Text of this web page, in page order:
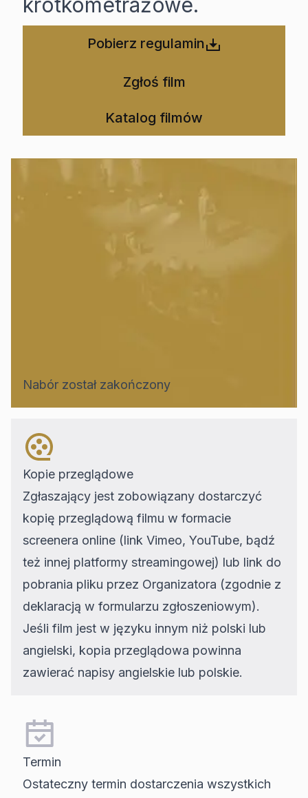
Pobierz regulamin
Zgłoś film
Katalog filmów
Nabór został zakończony
Kopie przeglądowe
Zgłaszający jest zobowiązany dostarczyć
kopię przeglądową filmu w formacie
screenera online (link Vimeo, YouTube, bądź
też innej platformy streamingowej) lub link do
pobrania pliku przez Organizatora (zgodnie z
deklaracją w formularzu zgłoszeniowym).
Jeśli film jest w języku innym niż polski lub
angielski, kopia przeglądowa powinna
zawierać napisy angielskie lub polskie.
Termin
Ostateczny termin dostarczenia wszystkich